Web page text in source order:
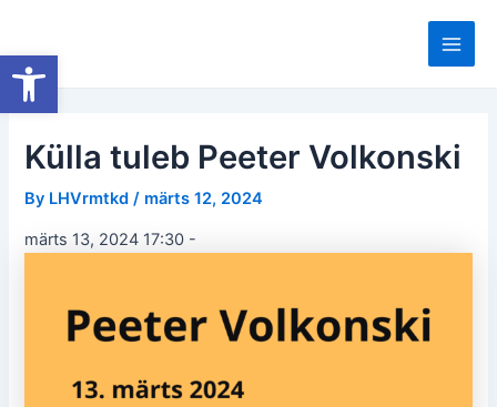
Open toolbar
content
Main
Külla tuleb Peeter Volkonski
By LHVrmtkd/ märts 12, 2024
märts 13, 2024 17:30 -